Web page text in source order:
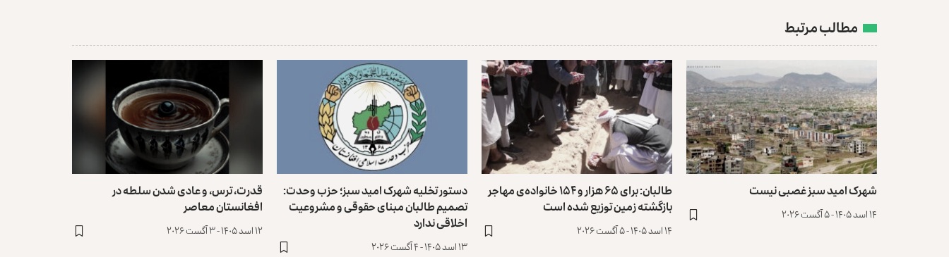
مطالب مرتبط
شهرک امید سبز غصبی نیست
۱۴ اسد ۱۴۰۵ - ۵ آگست ۲۰۲۶
طالبان: برای ۶۵ هزار و ۱۵۴ خانواده‌ی مهاجر
بازگشته زمین توزیع ‏شده است
۱۴ اسد ۱۴۰۵ - ۵ آگست ۲۰۲۶
دستور تخلیه شهرک امید سبز؛ حزب وحدت:
تصمیم طالبان مبنای حقوقی و مشروعیت
اخلاقی ندارد
۱۳ اسد ۱۴۰۵ - ۴ آگست ۲۰۲۶
قدرت، ترس، و عادی ‌شدن سلطه در
افغانستان معاصر
۱۲ اسد ۱۴۰۵ - ۳ آگست ۲۰۲۶